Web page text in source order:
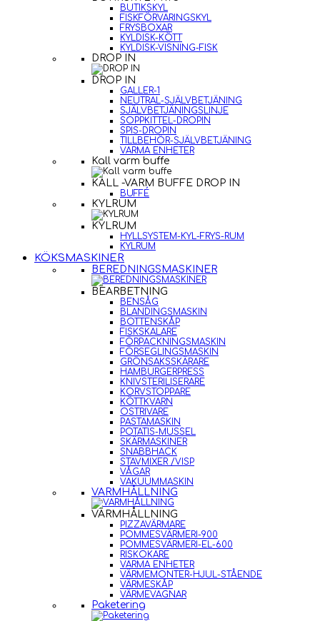
BUTIKSKYL
FISKFÖRVARINGSKYL
FRYSBOXAR
KYLDISK-KÖTT
KYLDISK-VISNING-FISK
DROP IN
DROP IN
GALLER-1
NEUTRAL-SJÄLVBETJÄNING
SJÄLVBETJÄNINGSLINJE
SOPPKITTEL-DROPIN
SPIS-DROPIN
TILLBEHÖR-SJÄLVBETJÄNING
VARMA ENHETER
Kall varm buffe
KALL -VARM BUFFE DROP IN
BUFFÉ
KYLRUM
KYLRUM
HYLLSYSTEM-KYL-FRYS-RUM
KYLRUM
KÖKSMASKINER
BEREDNINGSMASKINER
BEARBETNING
BENSÅG
BLANDINGSMASKIN
BOTTENSKÅP
FISKSKALARE
FÖRPACKNINGSMASKIN
FÖRSEGLINGSMASKIN
GRÖNSAKSSKÄRARE
HAMBURGERPRESS
KNIVSTERILISERARE
KORVSTOPPARE
KÖTTKVARN
OSTRIVARE
PASTAMASKIN
POTATIS-MUSSEL
SKÄRMASKINER
SNABBHACK
STAVMIXER /VISP
VÅGAR
VAKUUMMASKIN
VARMHÅLLNING
VARMHÅLLNING
PIZZAVÄRMARE
POMMESVÄRMERI-900
POMMESVÄRMERI-EL-600
RISKOKARE
VARMA ENHETER
VÄRMEMONTER-HJUL-STÅENDE
VÄRMESKÅP
VÄRMEVAGNAR
Paketering